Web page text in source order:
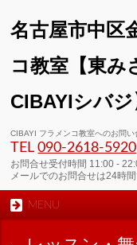
名古屋市中
コ教室【東み
CIBAYIシバジ
CIBAYI フラメンコ教室へのお問い
TEL090-2618‐5920
お問合せ受付時間 11:00 -
メールでのお問合せは24時
MENU
01:00
02:00